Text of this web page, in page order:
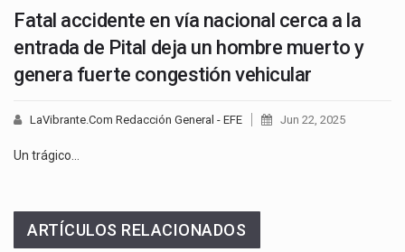
Fatal accidente en vía nacional cerca a la
entrada de Pital deja un hombre muerto y
genera fuerte congestión vehicular
LaVibrante.Com Redacción General - EFE Jun 22, 2025
Un trágico…
ARTÍCULOS RELACIONADOS